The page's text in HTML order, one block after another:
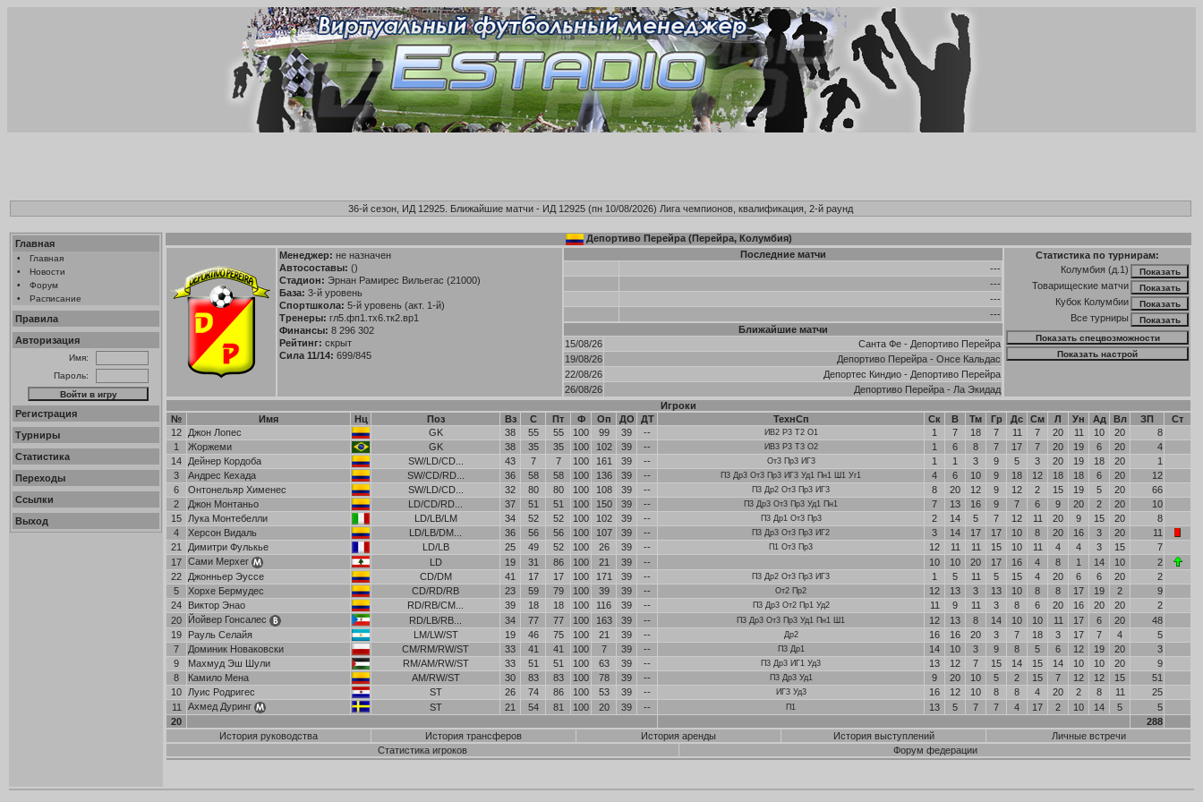
36-й сезон, ИД 12925. Ближайшие матчи - ИД 12925 (пн 10/08/2026) Лига чемпионов, квалификация, 2-й раунд
Главная
•
Главная
•
Новости
•
Форум
•
Расписание
Правила
Авторизация
Имя:
Пароль:
Регистрация
Турниры
Статистика
Переходы
Ссылки
Выход
Депортиво Перейра (Перейра, Колумбия)
Менеджер: не назначен
Автосоставы: ()
Стадион: Эрнан Рамирес Вильегас (21000)
База: 3-й уровень
Спортшкола: 5-й уровень (акт. 1-й)
Тренеры: гл5.фп1.тх6.тк2.вр1
Финансы: 8 296 302
Рейтинг: скрыт
Сила 11/14: 699/845
Последние матчи
---
---
---
---
Ближайшие матчи
15/08/26
Санта Фе - Депортиво Перейра
19/08/26
Депортиво Перейра - Онсе Кальдас
22/08/26
Депортес Киндио - Депортиво Перейра
26/08/26
Депортиво Перейра - Ла Экидад
Статистика по турнирам:
Колумбия (д.1)
Товарищеские матчи
Кубок Колумбии
Все турниры
Игроки
№
Имя Нц Поз Вз С Пт Ф Оп ДО ДТ ТехнСп Ск В Тм Гр Дс См Л Ун Ад Вл ЗП
Ст
12
Джон Лопес GK 38 55 55 100 99 39 -- ИВ2 Р3 Т2 О1 1 7 18 7 11 7 20 11 10 20
8
1
Жоржеми GK 38 35 35 100 102 39 -- ИВ3 Р3 Т3 О2 1 6 8 7 17 7 20 19 6 20
4
14
Дейнер Кордоба SW/LD/CD... 43 7 7 100 161 39 -- От3 Пр3 ИГ3 1 1 3 9 5 3 20 19 18 20
1
3
Андрес Кехада SW/CD/RD... 36 58 58 100 136 39 -- П3 Др3 От3 Пр3 ИГ3 Уд1 Пн1 Ш1 Уг1 4 6 10 9 18 12 18 18 6 20
12
6
Онтонельяр Хименес SW/LD/CD... 32 80 80 100 108 39 -- П3 Др2 От3 Пр3 ИГ3 8 20 12 9 12 2 15 19 5 20
66
2
Джон Монтаньо LD/CD/RD... 37 51 51 100 150 39 -- П3 Др3 От3 Пр3 Уд1 Пн1 7 13 16 9 7 6 9 20 2 20
10
15
Лука Монтебелли LD/LB/LM 34 52 52 100 102 39 -- П3 Др1 От3 Пр3 2 14 5 7 12 11 20 9 15 20
8
4
Херсон Видаль LD/LB/DM... 36 56 56 100 107 39 -- П3 Др3 От3 Пр3 ИГ2 3 14 17 17 10 8 20 16 3 20
11
21
Димитри Фулькье LD/LB 25 49 52 100 26 39 -- П1 От3 Пр3 12 11 11 15 10 11 4 4 3 15
7
17 Сами Мерхег LD 19 31 86 100 21 39 -- 10 10 20 17 16 4 8 1 14 10
2
22
Джонньер Эуссе CD/DM 41 17 17 100 171 39 -- П3 Др2 От3 Пр3 ИГ3 1 5 11 5 15 4 20 6 6 20
2
5
Хорхе Бермудес CD/RD/RB 23 59 79 100 39 39 -- От2 Пр2 12 13 3 13 10 8 8 17 19 2
9
24
Виктор Энао RD/RB/CM... 39 18 18 100 116 39 -- П3 Др3 От2 Пр1 Уд2 11 9 11 3 8 6 20 16 20 20
2
20
Йойвер Гонсалес RD/LB/RB... 34 77 77 100 163 39 -- П3 Др3 От3 Пр3 Уд1 Пн1 Ш1 12 13 8 14 10 10 11 17 6 20
48
19
Рауль Селайя LM/LW/ST 19 46 75 100 21 39 -- Др2 16 16 20 3 7 18 3 17 7 4
5
7
Доминик Новаковски CM/RM/RW/ST 33 41 41 100 7 39 -- П3 Др1 14 10 3 9 8 5 6 12 19 20
3
9
Махмуд Эш Шули RM/AM/RW/ST 33 51 51 100 63 39 -- П3 Др3 ИГ1 Уд3 13 12 7 15 14 15 14 10 10 20
9
8
Камило Мена AM/RW/ST 30 83 83 100 78 39 -- П3 Др3 Уд1 9 20 10 5 2 15 7 12 12 15
51
10
Луис Родригес ST 26 74 86 100 53 39 -- ИГ3 Уд3 16 12 10 8 8 4 20 2 8 11
25
11
Ахмед Дуринг ST 21 54 81 100 20 39 -- П1 13 5 7 7 4 17 2 10 14 5
5
20
288
История руководства
История трансферов История аренды История выступлений
Личные встречи
Статистика игроков
Форум федерации